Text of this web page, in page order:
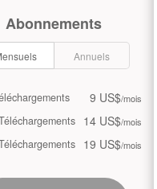
Abonnements
Annuels
9 US$/mois
14 US$/mois
19 US$/mois